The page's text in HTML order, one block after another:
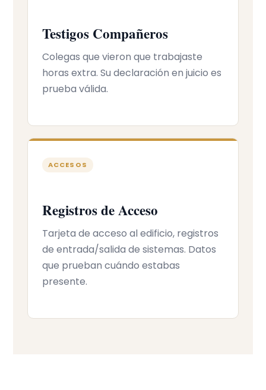
Testigos Compañeros
Colegas que vieron que trabajaste
horas extra. Su declaración en juicio es
prueba válida.
ACCESOS
Registros de Acceso
Tarjeta de acceso al edificio, registros
de entrada/salida de sistemas. Datos
que prueban cuándo estabas
presente.